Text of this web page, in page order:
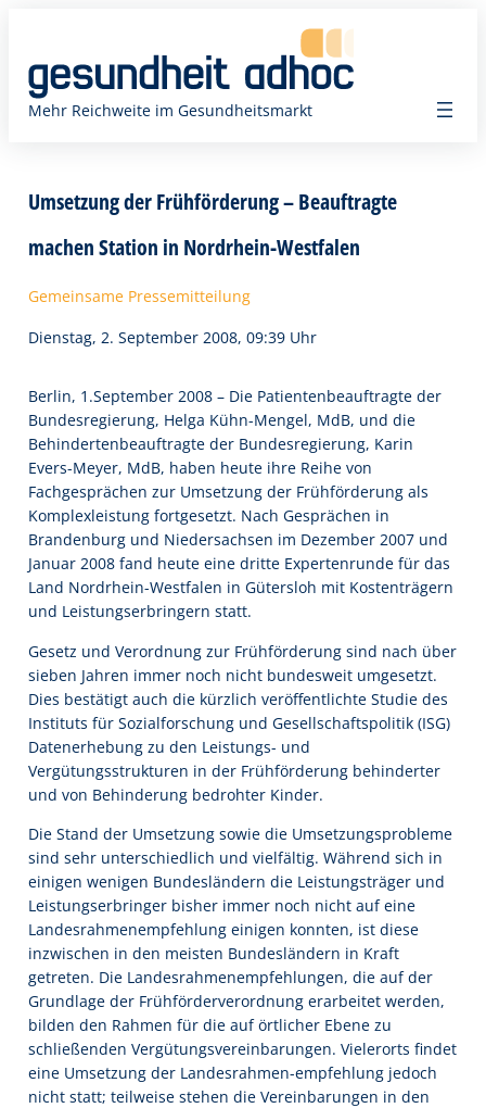
springen
Mehr Reichweite im Gesundheitsmarkt
Umsetzung der Frühförderung – Beauftragte
machen Station in Nordrhein-Westfalen
Gemeinsame Pressemitteilung
Dienstag, 2. September 2008, 09:39 Uhr
Berlin, 1.September 2008 – Die Patientenbeauftragte der
Bundesregierung, Helga Kühn-Mengel, MdB, und die
Behindertenbeauftragte der Bundesregierung, Karin
Evers-Meyer, MdB, haben heute ihre Reihe von
Fachgesprächen zur Umsetzung der Frühförderung als
Komplexleistung fortgesetzt. Nach Gesprächen in
Brandenburg und Niedersachsen im Dezember 2007 und
Januar 2008 fand heute eine dritte Expertenrunde für das
Land Nordrhein-Westfalen in Gütersloh mit Kostenträgern
und Leistungserbringern statt.
Gesetz und Verordnung zur Frühförderung sind nach über
sieben Jahren immer noch nicht bundesweit umgesetzt.
Dies bestätigt auch die kürzlich veröffentlichte Studie des
Instituts für Sozialforschung und Gesellschaftspolitik (ISG)
Datenerhebung zu den Leistungs- und
Vergütungsstrukturen in der Frühförderung behinderter
und von Behinderung bedrohter Kinder.
Die Stand der Umsetzung sowie die Umsetzungsprobleme
sind sehr unterschiedlich und vielfältig. Während sich in
einigen wenigen Bundesländern die Leistungsträger und
Leistungserbringer bisher immer noch nicht auf eine
Landesrahmenempfehlung einigen konnten, ist diese
inzwischen in den meisten Bundesländern in Kraft
getreten. Die Landesrahmenempfehlungen, die auf der
Grundlage der Frühförderverordnung erarbeitet werden,
bilden den Rahmen für die auf örtlicher Ebene zu
schließenden Vergütungsvereinbarungen. Vielerorts findet
eine Umsetzung der Landesrahmen-empfehlung jedoch
nicht statt; teilweise stehen die Vereinbarungen in den